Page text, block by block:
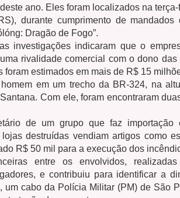
ano. Eles foram localizados na
durante cumprimento de mandados
Dragão de Fogo”.
investigações indicaram que o
rivalidade comercial com o dono das
foram estimados em mais de R$ 15
em um trecho da BR-324, na
Com ele, foram encontraram
de um grupo que faz importação
destruídas vendiam artigos como
R$ 50 mil para a execução dos
entre os envolvidos,
e contribuiu para identificar a
um cabo da Polícia Militar (PM) de São